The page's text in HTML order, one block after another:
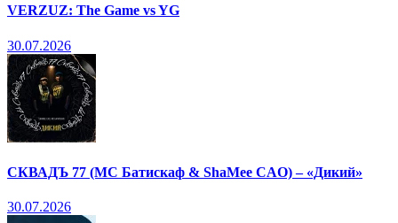
VERZUZ: The Game vs YG
30.07.2026
СКВАДЪ 77 (МС Батискаф & ShaMee CAO) – «Дикий»
30.07.2026